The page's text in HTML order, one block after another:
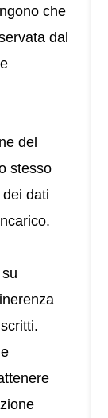
che
dal
del
stesso
dati